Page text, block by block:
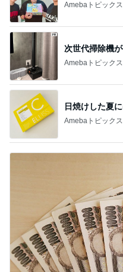
Amebaトピックス
次世代掃除機
Amebaトピックス
日焼けした夏
Amebaトピックス